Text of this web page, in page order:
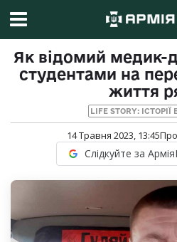
Як відомий медик-
студентами на
життя
LIFE STORY:
14 Травня 2023, 13:45
Слідкуйте за